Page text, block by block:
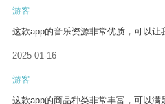
游客
这款app的音乐资源非常优质，可以让
2025-01-16
游客
这款app的商品种类非常丰富，可以满